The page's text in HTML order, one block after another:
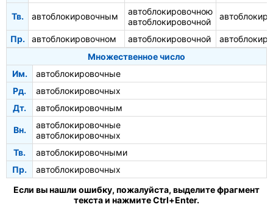
Тв. автоблокировочным
автоблокировочною
автоблокировочной
Пр. автоблокировочном автоблокировочной
Множественное число
Им.
автоблокировочные
Рд.
автоблокировочных
Дт.
автоблокировочным
Вн.
автоблокировочные
автоблокировочных
Тв.
автоблокировочными
Пр.
автоблокировочных
Если вы нашли ошибку, пожалуйста, выделите фрагмент
текста и нажмите Ctrl+Enter.